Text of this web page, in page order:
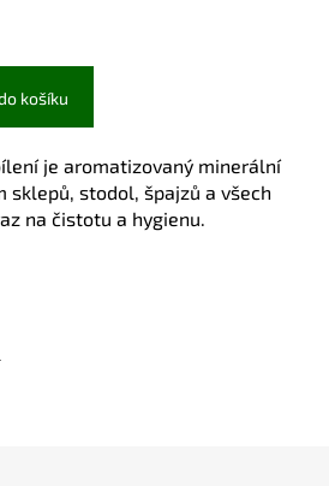
košíku
je aromatizovaný minerální
sklepů, stodol, špajzů a všech
na čistotu a hygienu.